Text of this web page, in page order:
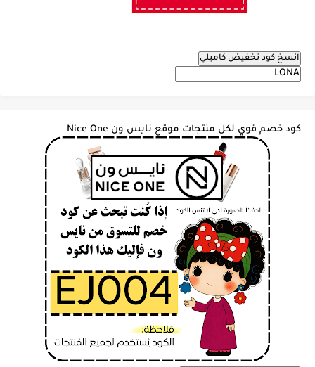
انسخ كود تخفيض كامبلي
كود خصم قوي لكل منتجات موقع نايس ون Nice One